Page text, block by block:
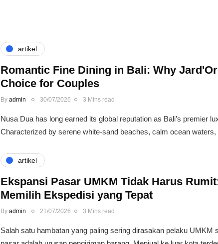
artikel
Romantic Fine Dining in Bali: Why
Choice for Couples
By admin 30/07/2026 3 Mins read
Nusa Dua has long earned its global reputation as Bali’s premier
Characterized by serene white-sand beaches, calm ocean
artikel
Ekspansi Pasar UMKM Tidak Harus
Memilih Ekspedisi yang Tepat
By admin 21/07/2026 3 Mins read
Salah satu hambatan yang paling sering dirasakan pelaku UMKM